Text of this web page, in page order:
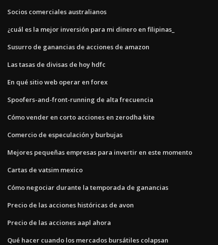
Socios comerciales australianos
¿cuál es la mejor inversión para mi dinero en filipinas_
Susurro de ganancias de acciones de amazon
Las tasas de divisas de hoy hdfc
En qué sitio web operar en forex
Spoofers-and-front-running de alta frecuencia
Cómo vender en corto acciones en zerodha kite
Comercio de especulación y burbujas
Mejores pequeñas empresas para invertir en este momento
Cartas de vatsim mexico
Cómo negociar durante la temporada de ganancias
Precio de las acciones históricas de avon
Precio de las acciones aapl ahora
Qué hacer cuando los mercados bursátiles colapsan